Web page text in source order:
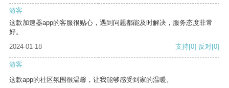
游客
这款加速器app的客服很贴心，遇到问题都能及时解决，服务态度非常
好。
2024-01-18
支持[0] 反对[0]
游客
这款app的社区氛围很温馨，让我能够感受到家的温暖。